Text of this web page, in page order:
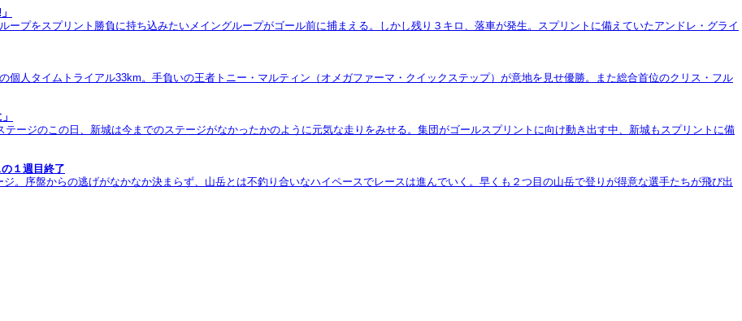
プをスプリント勝負に持ち込みたいメイングループがゴール前に捕まえる。しかし残り３キロ、落車が発生。スプリントに備えていたアンドレ・グライ
人タイムトライアル33km。手負いの王者トニー・マルティン（オメガファーマ・クイックステップ）が意地を見せ優勝。また総合首位のクリス・フル
ージのこの日、新城は今までのステージがなかったかのように元気な走りをみせる。集団がゴールスプリントに向け動き出す中、新城もスプリントに備
１週目終了
。序盤からの逃げがなかなか決まらず、山岳とは不釣り合いなハイペースでレースは進んでいく。早くも２つ目の山岳で登りが得意な選手たちが飛び出